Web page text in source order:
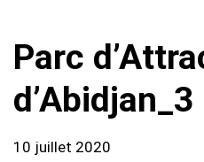
Parc
d’Abidjan_3
10 juillet 2020